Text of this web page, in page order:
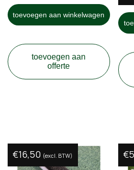
toevoegen aan winkelwagen
toevoegen aan
offerte
€16,50 (excl. BTW) €